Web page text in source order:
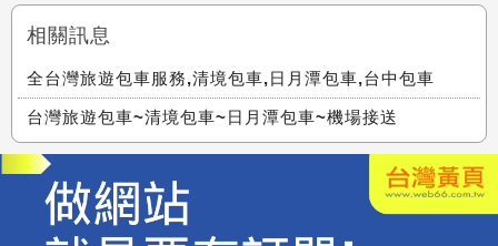
相關訊息
全台灣旅遊包車服務,清境包車,日月潭包車,台中包車
台灣旅遊包車~清境包車~日月潭包車~機場接送